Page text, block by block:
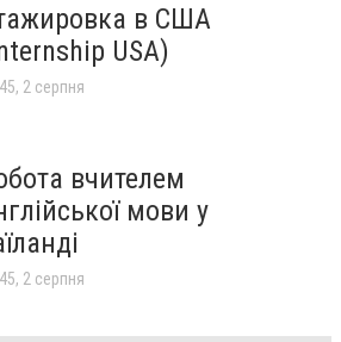
в США
USA)
2 серпня
вчителем
мови у
2 серпня